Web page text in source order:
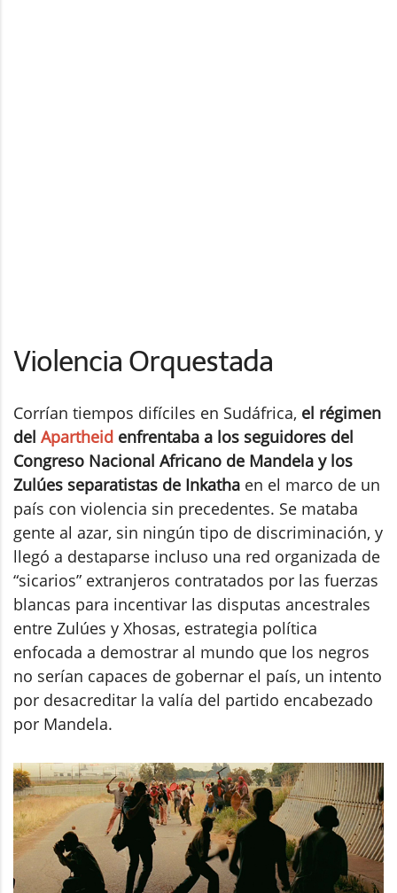
Violencia Orquestada
Corrían tiempos difíciles en Sudáfrica, el régimen
del Apartheid enfrentaba a los seguidores del
Congreso Nacional Africano de Mandela y los
Zulúes separatistas de Inkatha en el marco de un
país con violencia sin precedentes. Se mataba
gente al azar, sin ningún tipo de discriminación, y
llegó a destaparse incluso una red organizada de
“sicarios” extranjeros contratados por las fuerzas
blancas para incentivar las disputas ancestrales
entre Zulúes y Xhosas, estrategia política
enfocada a demostrar al mundo que los negros
no serían capaces de gobernar el país, un intento
por desacreditar la valía del partido encabezado
por Mandela.